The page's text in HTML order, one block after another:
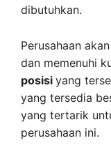
dibutuhkan.
Perusahaan
dan memenuhi
posisi yang
yang tersedia
yang tertarik
perusahaan ini.